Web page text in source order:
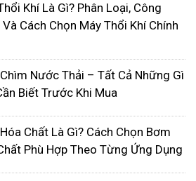
gắn trên một trục tương tự.
solo, có thể lắp tối thiểu tám
không. Mỗi giai đoạn nâng
lượng như nhau. Máy bơm
là loại hút đơn, nếu không
công tác thứ nhất. Các loại
cung cấp cũng như bảo
ly tâm này.
Khí Là Gì? Phân Loại, Công
Và Cách Chọn Máy Thổi Khí Chính
Nước Thải – Tất Cả Những Gì
Biết Trước Khi Mua
Chất Là Gì? Cách Chọn Bơm
Phù Hợp Theo Từng Ứng Dụng